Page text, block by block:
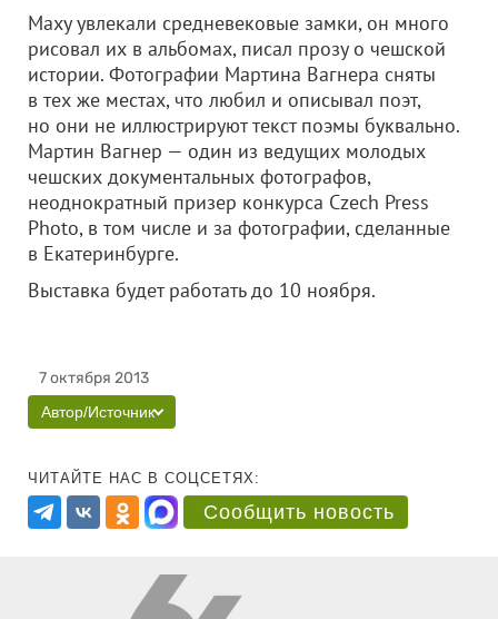
Маху увлекали средневековые замки, он много
рисовал их в альбомах, писал прозу о чешской
истории. Фотографии Мартина Вагнера сняты
в тех же местах, что любил и описывал поэт,
но они не иллюстрируют текст поэмы буквально.
Мартин Вагнер — один из ведущих молодых
чешских документальных фотографов,
неоднократный призер конкурса Czech Press
Photo, в том числе и за фотографии, сделанные
в Екатеринбурге.
Выставка будет работать до 10 ноября.
7 октября 2013
Автор/Источник
ЧИТАЙТЕ НАС В СОЦСЕТЯХ:
Сообщить новость